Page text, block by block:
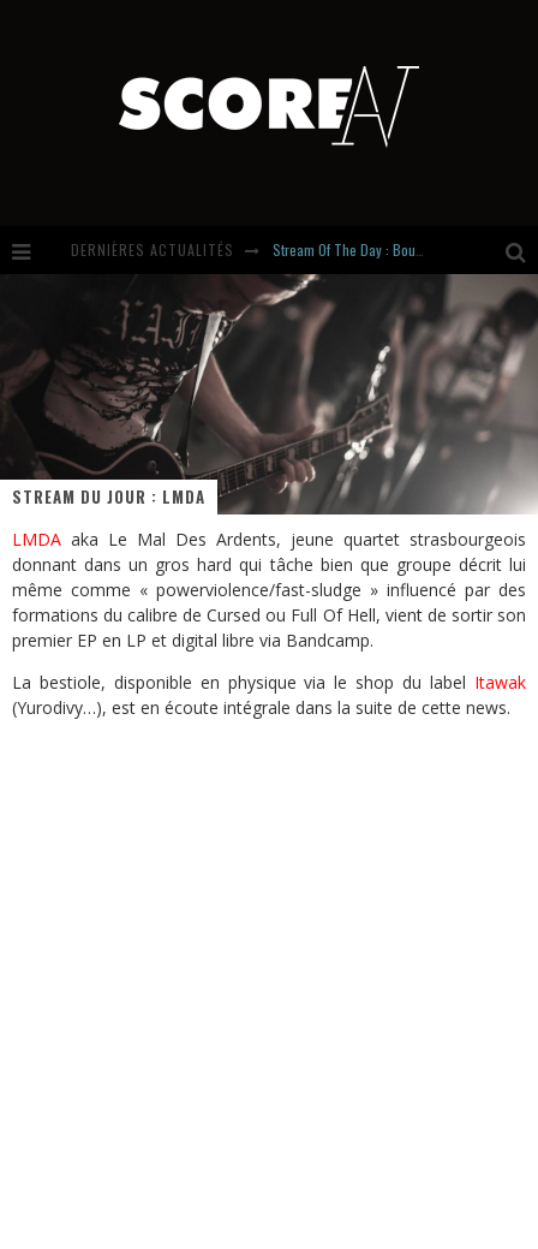
DERNIÈRES ACTUALITÉS
Russian Circles share « Empath » & « Eluvial » singles. Same Language. Different Damage.
Hardcore, Actually. Meet Cút Lộn
STREAM DU JOUR : LMDA
LMDA aka Le Mal Des Ardents, jeune quartet strasbourgeois
donnant dans un gros hard qui tâche bien que groupe décrit lui
même comme « powerviolence/fast-sludge » influencé par des
formations du calibre de Cursed ou Full Of Hell, vient de sortir son
premier EP en LP et digital libre via Bandcamp.
La bestiole, disponible en physique via le shop du label Itawak
(Yurodivy…), est en écoute intégrale dans la suite de cette news.